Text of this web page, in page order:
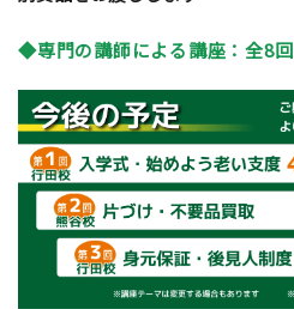
◆専門の講師による講座：全8回